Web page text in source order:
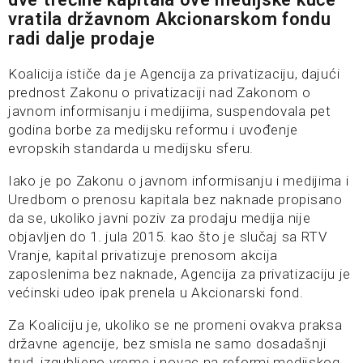
vratila državnom Akcionarskom fondu
radi dalje prodaje
Koalicija ističe da je Agencija za privatizaciju, dajući
prednost Zakonu o privatizaciji nad Zakonom o
javnom informisanju i medijima, suspendovala pet
godina borbe za medijsku reformu i uvođenje
evropskih standarda u medijsku sferu.
Iako je po Zakonu o javnom informisanju i medijima i
Uredbom o prenosu kapitala bez naknade propisano
da se, ukoliko javni poziv za prodaju medija nije
objavljen do 1. jula 2015. kao što je slučaj sa RTV
Vranje, kapital privatizuje prenosom akcija
zaposlenima bez naknade, Agencija za privatizaciju je
većinski udeo ipak prenela u Akcionarski fond.
Za Koaliciju je, ukoliko se ne promeni ovakva praksa
državne agencije, bez smisla ne samo dosadašnji